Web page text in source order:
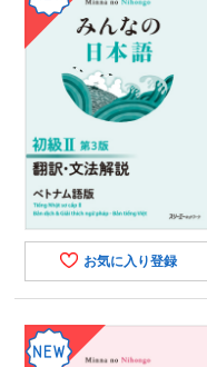
お気に入り登録